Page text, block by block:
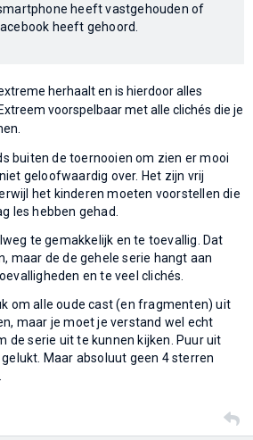
heeft vastgehouden of
heeft gehoord.
herhaalt en is hierdoor alles
voorspelbaar met alle clichés die je
buiten de toernooien om zien er mooi
geloofwaardig over. Het zijn vrij
het kinderen moeten voorstellen die
les hebben gehad.
te gemakkelijk en te toevallig. Dat
maar de de gehele serie hangt aan
en te veel clichés.
om alle oude cast (en fragmenten) uit
maar je moet je verstand wel echt
de serie uit te kunnen kijken. Puur uit
Maar absoluut geen 4 sterren